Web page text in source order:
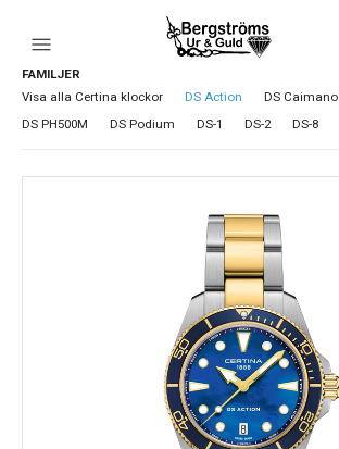
HEM
FAMILJER
Visa alla Certina klockor
DS Action DS Caimano
DS PH500M
DS Podium DS-1 DS-2 DS-8